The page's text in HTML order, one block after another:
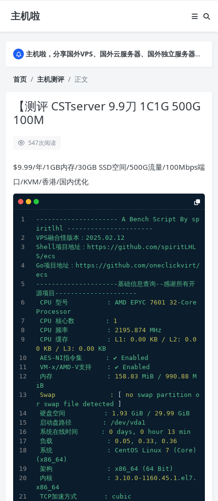
主机啦
主机啦，分享国外VPS、国外云服务器、国外独立服务器的优惠促销信息，详细实测VPS云服务器并公布真实数据，助您全面了解商家背景及售前售后
主机啦，分享国外VPS、国外云服务器、国外独立服务器的优惠促销信息，详细实测VPS云服务器并公布真实数据，助您全面了解商家背景及售前售后
首页 主机测评 正文
【测评 CSTserver 9.9刀 1C1G 500G
100M
547次阅读
$9.99/年/1GB内存/30GB SSD空间/500G流量/100Mbps端
口/KVM/香港/国内优化
--------------------- A Bench Script By
sp
iritlhl
----------------------
VPS融合怪版本：2025.02.12
Shell项目地址：https://github.com/spiritLHL
S/ecs
Go项目地址：https://github.com/oneclickvirt/
ecs
---------------------基础信息查询--感谢所有开
源项目---------------------
CPU 型号 : AMD EPYC 7601 32 -Core
Processor
CPU 核心数 :
1
CPU 频率 : 2195.874 MHz
CPU 缓存 :
L1: 0.00 KB / L2: 0.0
0 KB / L3:
0.00
KB
AES-NI指令集
: ✔ Enabled
VM-x/AMD-V支持
: ✔ Enabled
内存
: 158.83 MiB / 990.88 M
iB
Swap              :
no swap partition
o
r swap file detected
硬盘空间
: 1.93 GiB / 29.99 GiB
启动盘路径
:
/dev/vda1
系统在线时间
: 0 days, 0 hour 13 min
负载
: 0.05 , 0.33 ,
0.36
系统
: CentOS Linux 7
(Core)
(x86_64)
架构
: x86_64 (64 Bit)
内核
: 3.10 .0 -1160.45 .1 .el7.
x86_64
TCP加速方式
:
cubic